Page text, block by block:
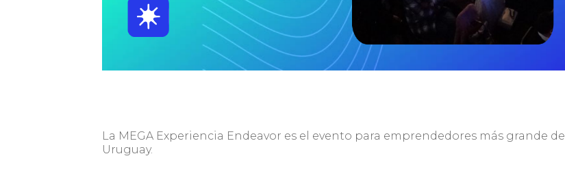
La MEGA Experiencia Endeavor es el evento para emprendedores más grande de
Uruguay.